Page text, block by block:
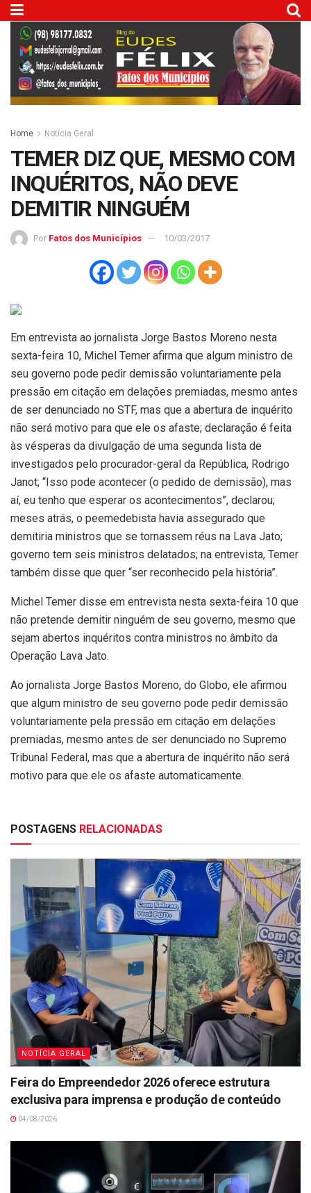
Home Notícia Geral
TEMER DIZ QUE, MESMO COM
INQUÉRITOS, NÃO DEVE
DEMITIR NINGUÉM
Por Fatos dos Municípios 10/03/2017
Em entrevista ao jornalista Jorge Bastos Moreno nesta
sexta-feira 10, Michel Temer afirma que algum ministro de
seu governo pode pedir demissão voluntariamente pela
pressão em citação em delações premiadas, mesmo antes
de ser denunciado no STF, mas que a abertura de inquérito
não será motivo para que ele os afaste; declaração é feita
às vésperas da divulgação de uma segunda lista de
investigados pelo procurador-geral da República, Rodrigo
Janot; “Isso pode acontecer (o pedido de demissão), mas
aí, eu tenho que esperar os acontecimentos”, declarou;
meses atrás, o peemedebista havia assegurado que
demitiria ministros que se tornassem réus na Lava Jato;
governo tem seis ministros delatados; na entrevista, Temer
também disse que quer “ser reconhecido pela história”.
Michel Temer disse em entrevista nesta sexta-feira 10 que
não pretende demitir ninguém de seu governo, mesmo que
sejam abertos inquéritos contra ministros no âmbito da
Operação Lava Jato.
Ao jornalista Jorge Bastos Moreno, do Globo, ele afirmou
que algum ministro de seu governo pode pedir demissão
voluntariamente pela pressão em citação em delações
premiadas, mesmo antes de ser denunciado no Supremo
Tribunal Federal, mas que a abertura de inquérito não será
motivo para que ele os afaste automaticamente.
POSTAGENS RELACIONADAS
NOTÍCIA GERAL
Feira do Empreendedor 2026 oferece estrutura
exclusiva para imprensa e produção de conteúdo
04/08/2026